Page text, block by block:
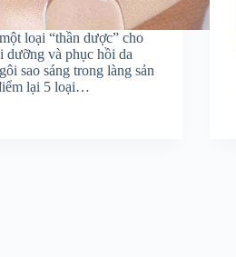
loại “thần dược” cho
dưỡng và phục hồi da
sao sáng trong làng sản
lại 5 loại…